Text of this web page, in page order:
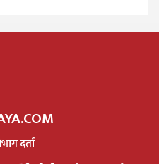
दर्ता